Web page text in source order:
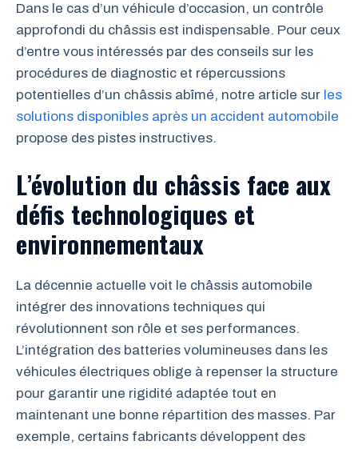
Dans le cas d’un véhicule d’occasion, un contrôle
approfondi du châssis est indispensable. Pour ceux
d’entre vous intéressés par des conseils sur les
procédures de diagnostic et répercussions
potentielles d’un châssis abîmé, notre article sur les
solutions disponibles après un accident automobile
propose des pistes instructives.
L’évolution du châssis face aux
défis technologiques et
environnementaux
La décennie actuelle voit le châssis automobile
intégrer des innovations techniques qui
révolutionnent son rôle et ses performances.
L’intégration des batteries volumineuses dans les
véhicules électriques oblige à repenser la structure
pour garantir une rigidité adaptée tout en
maintenant une bonne répartition des masses. Par
exemple, certains fabricants développent des